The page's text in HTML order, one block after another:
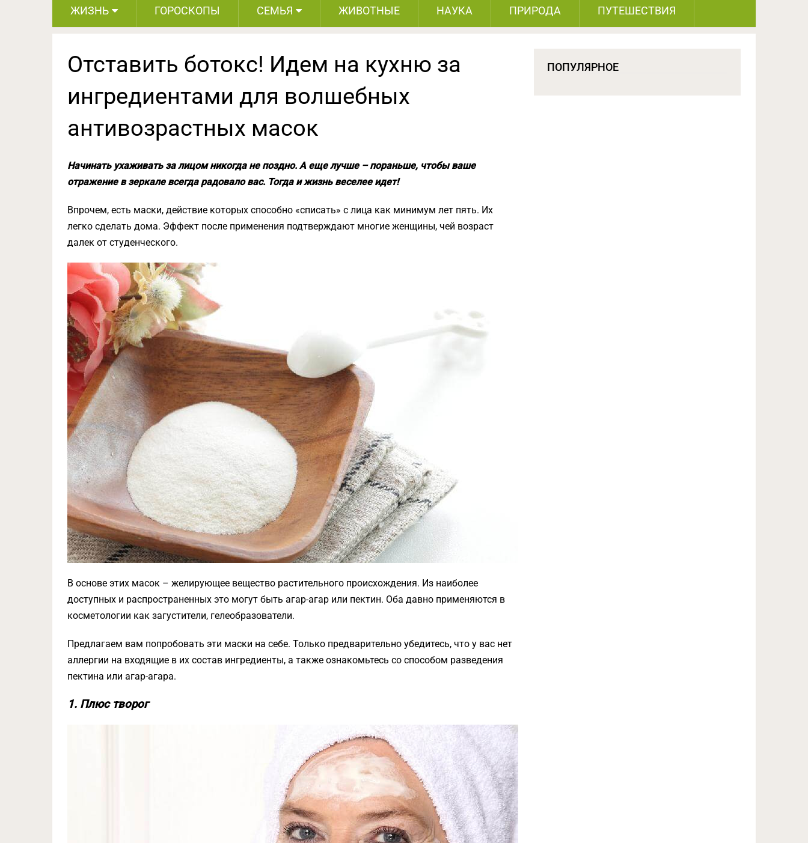
ЖИЗНЬ ГОРОСКОПЫ СЕМЬЯ ЖИВОТНЫЕ НАУКА ПРИРОДА ПУТЕШЕСТВИЯ
Отставить ботокс! Идем на кухню за
ингредиентами для волшебных
антивозрастных масок
Начинать ухаживать за лицом никогда не поздно. А еще лучше – пораньше, чтобы ваше
отражение в зеркале всегда радовало вас. Тогда и жизнь веселее идет!
Впрочем, есть маски, действие которых способно «списать» с лица как минимум лет пять. Их
легко сделать дома. Эффект после применения подтверждают многие женщины, чей возраст
далек от студенческого.
В основе этих масок – желирующее вещество растительного происхождения. Из наиболее
доступных и распространенных это могут быть агар-агар или пектин. Оба давно применяются в
косметологии как загустители, гелеобразователи.
Предлагаем вам попробовать эти маски на себе. Только предварительно убедитесь, что у вас нет
аллергии на входящие в их состав ингредиенты, а также ознакомьтесь со способом разведения
пектина или агар-агара.
1. Плюс творог
ПОПУЛЯРНОЕ